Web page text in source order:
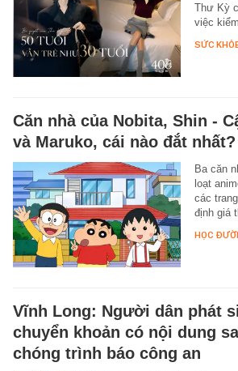
Thư Kỳ
việc
SỨC
Căn nhà của Nobita, Shin -
và Maruko, cái nào đắt nhất?
Ba căn
loạt
các
định giá
HỌC
Vĩnh Long: Người dân phát
chuyển khoản có nội dung
chóng trình báo công an